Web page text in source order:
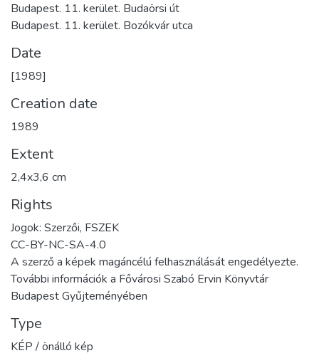
Budapest. 11. kerület. Budaörsi út
Budapest. 11. kerület. Bozókvár utca
Date
[1989]
Creation date
1989
Extent
2,4x3,6 cm
Rights
Jogok: Szerzői, FSZEK
CC-BY-NC-SA-4.0
A szerző a képek magáncélú felhasználását engedélyezte.
További információk a Fővárosi Szabó Ervin Könyvtár
Budapest Gyűjteményében
Type
KÉP / önálló kép